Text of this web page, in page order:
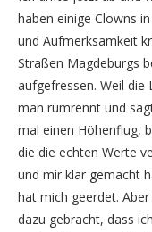
haben einige Clowns
und Aufmerksamkeit
Straßen Magdeburgs
aufgefressen. Weil die
man rumrennt und
mal einen Höhenflug,
die die echten Werte
und mir klar gemacht
hat mich geerdet.
dazu gebracht, dass